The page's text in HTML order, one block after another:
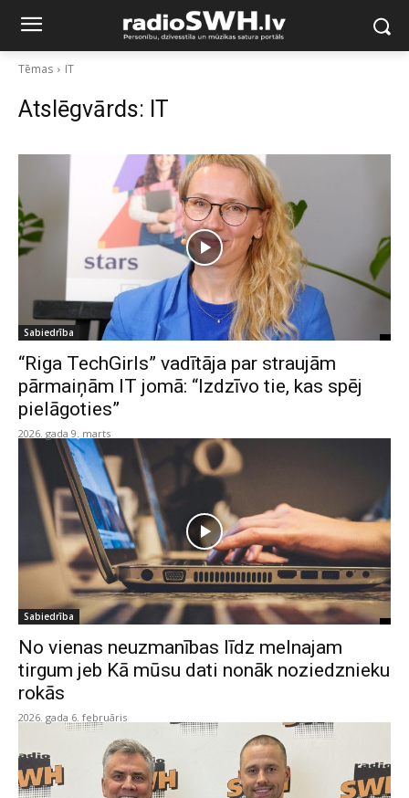
Tēmas IT
Atslēgvārds: IT
Sabiedrība
“Riga TechGirls” vadītāja par straujām
pārmaiņām IT jomā: “Izdzīvo tie, kas spēj
pielāgoties”
2026. gada 9. marts
Sabiedrība
No vienas neuzmanības līdz melnajam
tirgum jeb Kā mūsu dati nonāk noziedznieku
rokās
2026. gada 6. februāris